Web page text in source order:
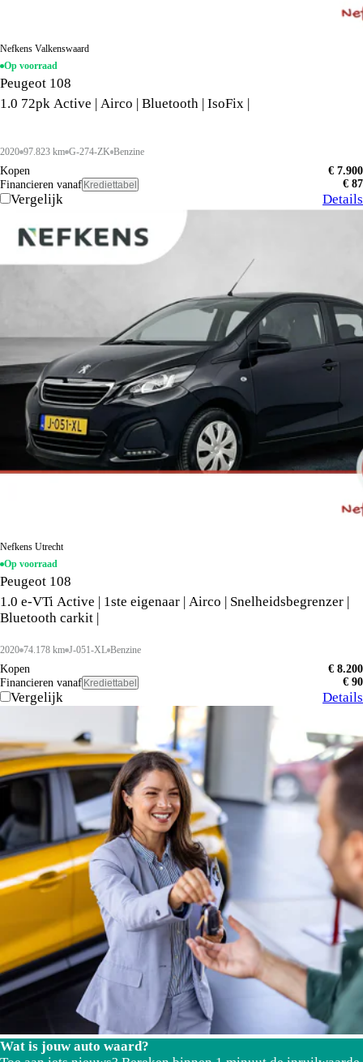
Nefkens Valkenswaard
Op voorraad
Peugeot 108
1.0 72pk Active | Airco | Bluetooth | IsoFix |
2020 97.823 km G-274-ZK Benzine
Kopen
€ 7.900
Financieren vanaf Krediettabel € 87
Vergelijk Details
Nefkens Utrecht
Op voorraad
Peugeot 108
1.0 e-VTi Active | 1ste eigenaar | Airco | Snelheidsbegrenzer |
Bluetooth carkit |
2020 74.178 km J-051-XL Benzine
Kopen
€ 8.200
Financieren vanaf Krediettabel € 90
Vergelijk Details
Wat is jouw auto waard?